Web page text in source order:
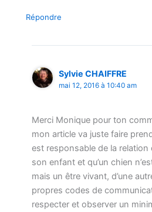
Répondre
Sylvie CHAIFFRE
mai 12, 2016 à 10:40 am
Merci Monique pour ton
mon article va juste faire
est responsable de la
son enfant et qu’un chien
mais un être vivant, d’une
propres codes de
respecter et observer un